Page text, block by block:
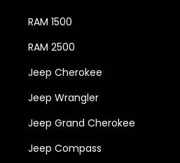
RAM 1500
RAM 2500
Jeep Cherokee
Jeep Wrangler
Jeep Grand Cherokee
Jeep Compass